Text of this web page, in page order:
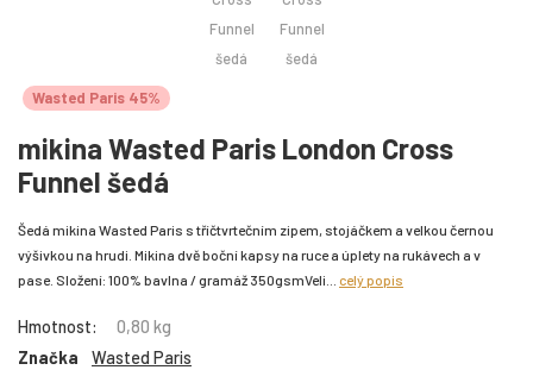
Wasted Paris 45%
mikina Wasted Paris London Cross
Funnel šedá
Šedá mikina Wasted Paris s tříčtvrtečním zipem, stojáčkem a velkou černou
výšivkou na hrudi. Mikina dvě boční kapsy na ruce a úplety na rukávech a v
pase. Složení: 100% bavlna / gramáž 350gsmVeli... celý popis
Hmotnost:
0,80 kg
Značka
Wasted Paris